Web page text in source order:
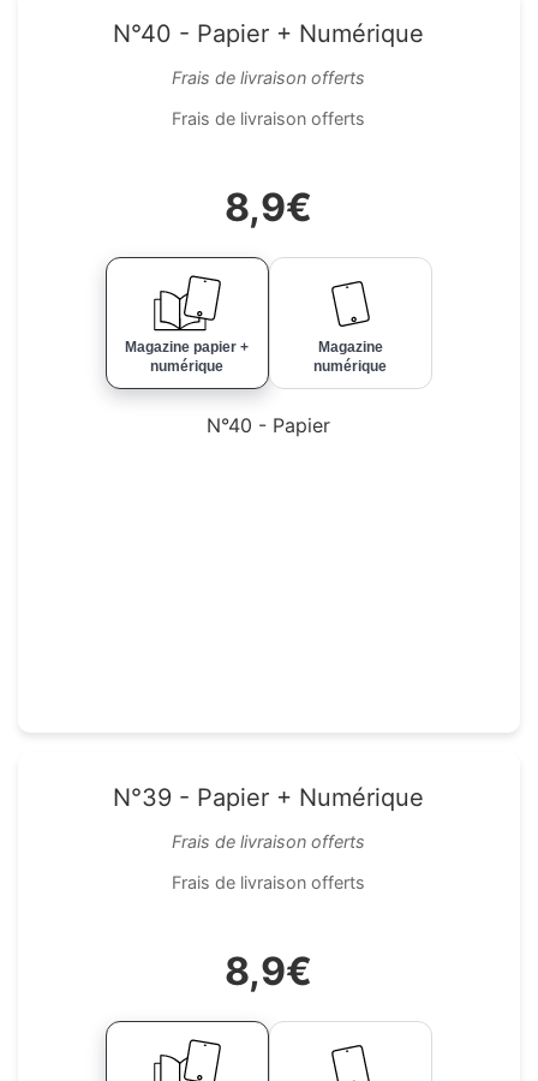
N°40 - Papier + Numérique
Frais de livraison offerts
Frais de livraison offerts
8,9€
Magazine papier +
numérique
Magazine
numérique
N°40 - Papier
N°39 - Papier + Numérique
Frais de livraison offerts
Frais de livraison offerts
8,9€